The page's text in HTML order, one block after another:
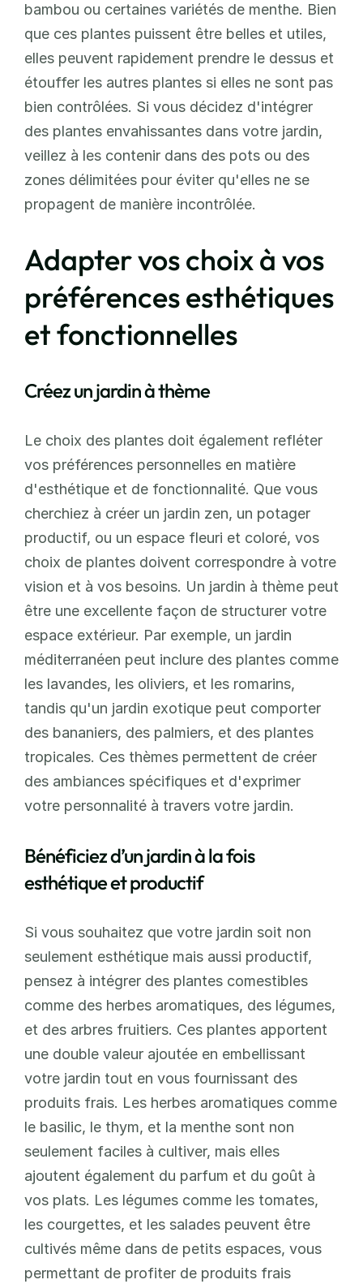
bambou ou certaines variétés de menthe. Bien
que ces plantes puissent être belles et utiles,
elles peuvent rapidement prendre le dessus et
étouffer les autres plantes si elles ne sont pas
bien contrôlées. Si vous décidez d'intégrer
des plantes envahissantes dans votre jardin,
veillez à les contenir dans des pots ou des
zones délimitées pour éviter qu'elles ne se
propagent de manière incontrôlée.
Adapter vos choix à vos
préférences esthétiques
et fonctionnelles
Créez un jardin à thème
Le choix des plantes doit également refléter
vos préférences personnelles en matière
d'esthétique et de fonctionnalité. Que vous
cherchiez à créer un jardin zen, un potager
productif, ou un espace fleuri et coloré, vos
choix de plantes doivent correspondre à votre
vision et à vos besoins. Un jardin à thème peut
être une excellente façon de structurer votre
espace extérieur. Par exemple, un jardin
méditerranéen peut inclure des plantes comme
les lavandes, les oliviers, et les romarins,
tandis qu'un jardin exotique peut comporter
des bananiers, des palmiers, et des plantes
tropicales. Ces thèmes permettent de créer
des ambiances spécifiques et d'exprimer
votre personnalité à travers votre jardin.
Bénéficiez d’un jardin à la fois
esthétique et productif
Si vous souhaitez que votre jardin soit non
seulement esthétique mais aussi productif,
pensez à intégrer des plantes comestibles
comme des herbes aromatiques, des légumes,
et des arbres fruitiers. Ces plantes apportent
une double valeur ajoutée en embellissant
votre jardin tout en vous fournissant des
produits frais. Les herbes aromatiques comme
le basilic, le thym, et la menthe sont non
seulement faciles à cultiver, mais elles
ajoutent également du parfum et du goût à
vos plats. Les légumes comme les tomates,
les courgettes, et les salades peuvent être
cultivés même dans de petits espaces, vous
permettant de profiter de produits frais